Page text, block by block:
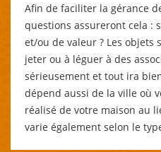
Afin de faciliter la gérance
questions assureront cela :
et/ou de valeur ? Les objets
jeter ou à léguer à des
sérieusement et tout ira
dépend aussi de la ville où
réalisé de votre maison au
varie également selon le